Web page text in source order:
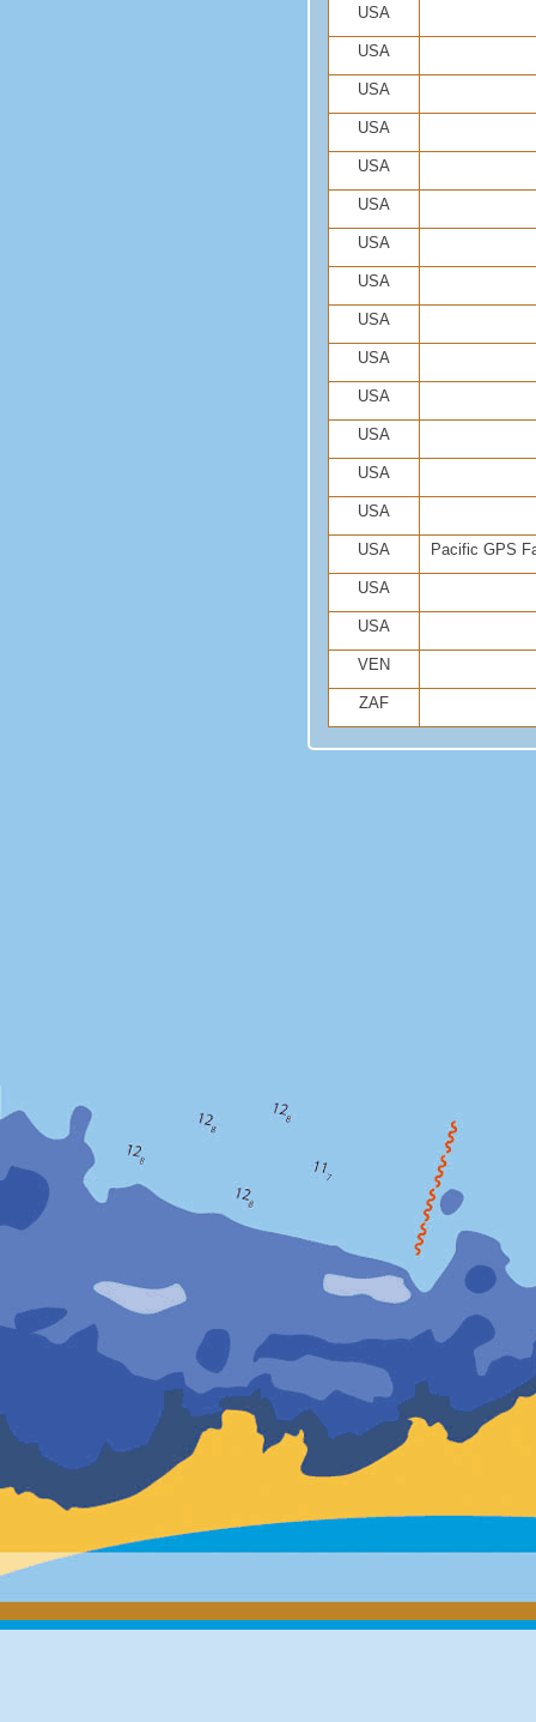
USA
USA
USA
USA
USA
USA
USA
USA
USA
USA
USA
USA
USA
USA
USA Pacific GPS
USA
USA
VEN
ZAF